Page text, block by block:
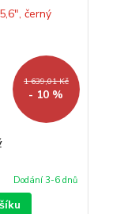
1 639,01 Kč
- 10 %
Dodání 3-6 dnů